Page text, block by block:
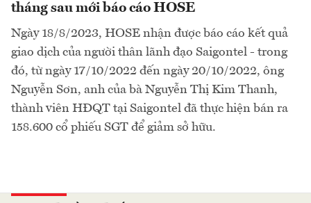
tháng sau mới báo cáo HOSE
Ngày 18/8/2023, HOSE nhận được báo cáo kết quả
giao dịch của người thân lãnh đạo Saigontel - trong
đó, từ ngày 17/10/2022 đến ngày 20/10/2022, ông
Nguyễn Sơn, anh của bà Nguyễn Thị Kim Thanh,
thành viên HĐQT tại Saigontel đã thực hiện bán ra
158.600 cổ phiếu SGT để giảm sở hữu.